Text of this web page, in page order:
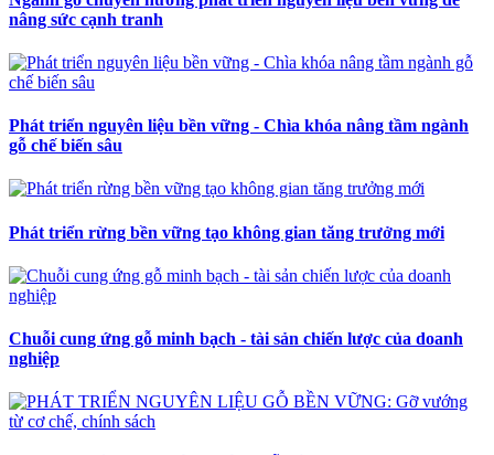
nâng sức cạnh tranh
Phát triển nguyên liệu bền vững - Chìa khóa nâng tầm ngành
gỗ chế biến sâu
Phát triển rừng bền vững tạo không gian tăng trưởng mới
Chuỗi cung ứng gỗ minh bạch - tài sản chiến lược của doanh
nghiệp